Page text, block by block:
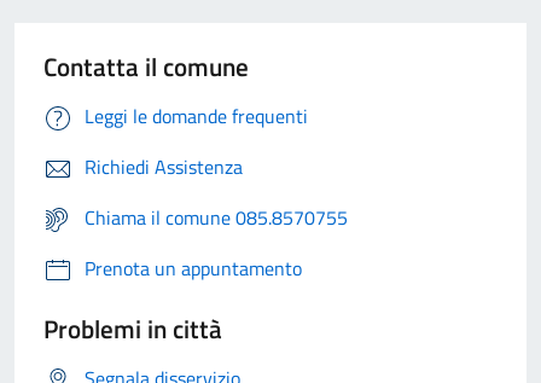
Contatta il comune
Leggi le domande frequenti
Richiedi Assistenza
Chiama il comune 085.8570755
Prenota un appuntamento
Problemi in città